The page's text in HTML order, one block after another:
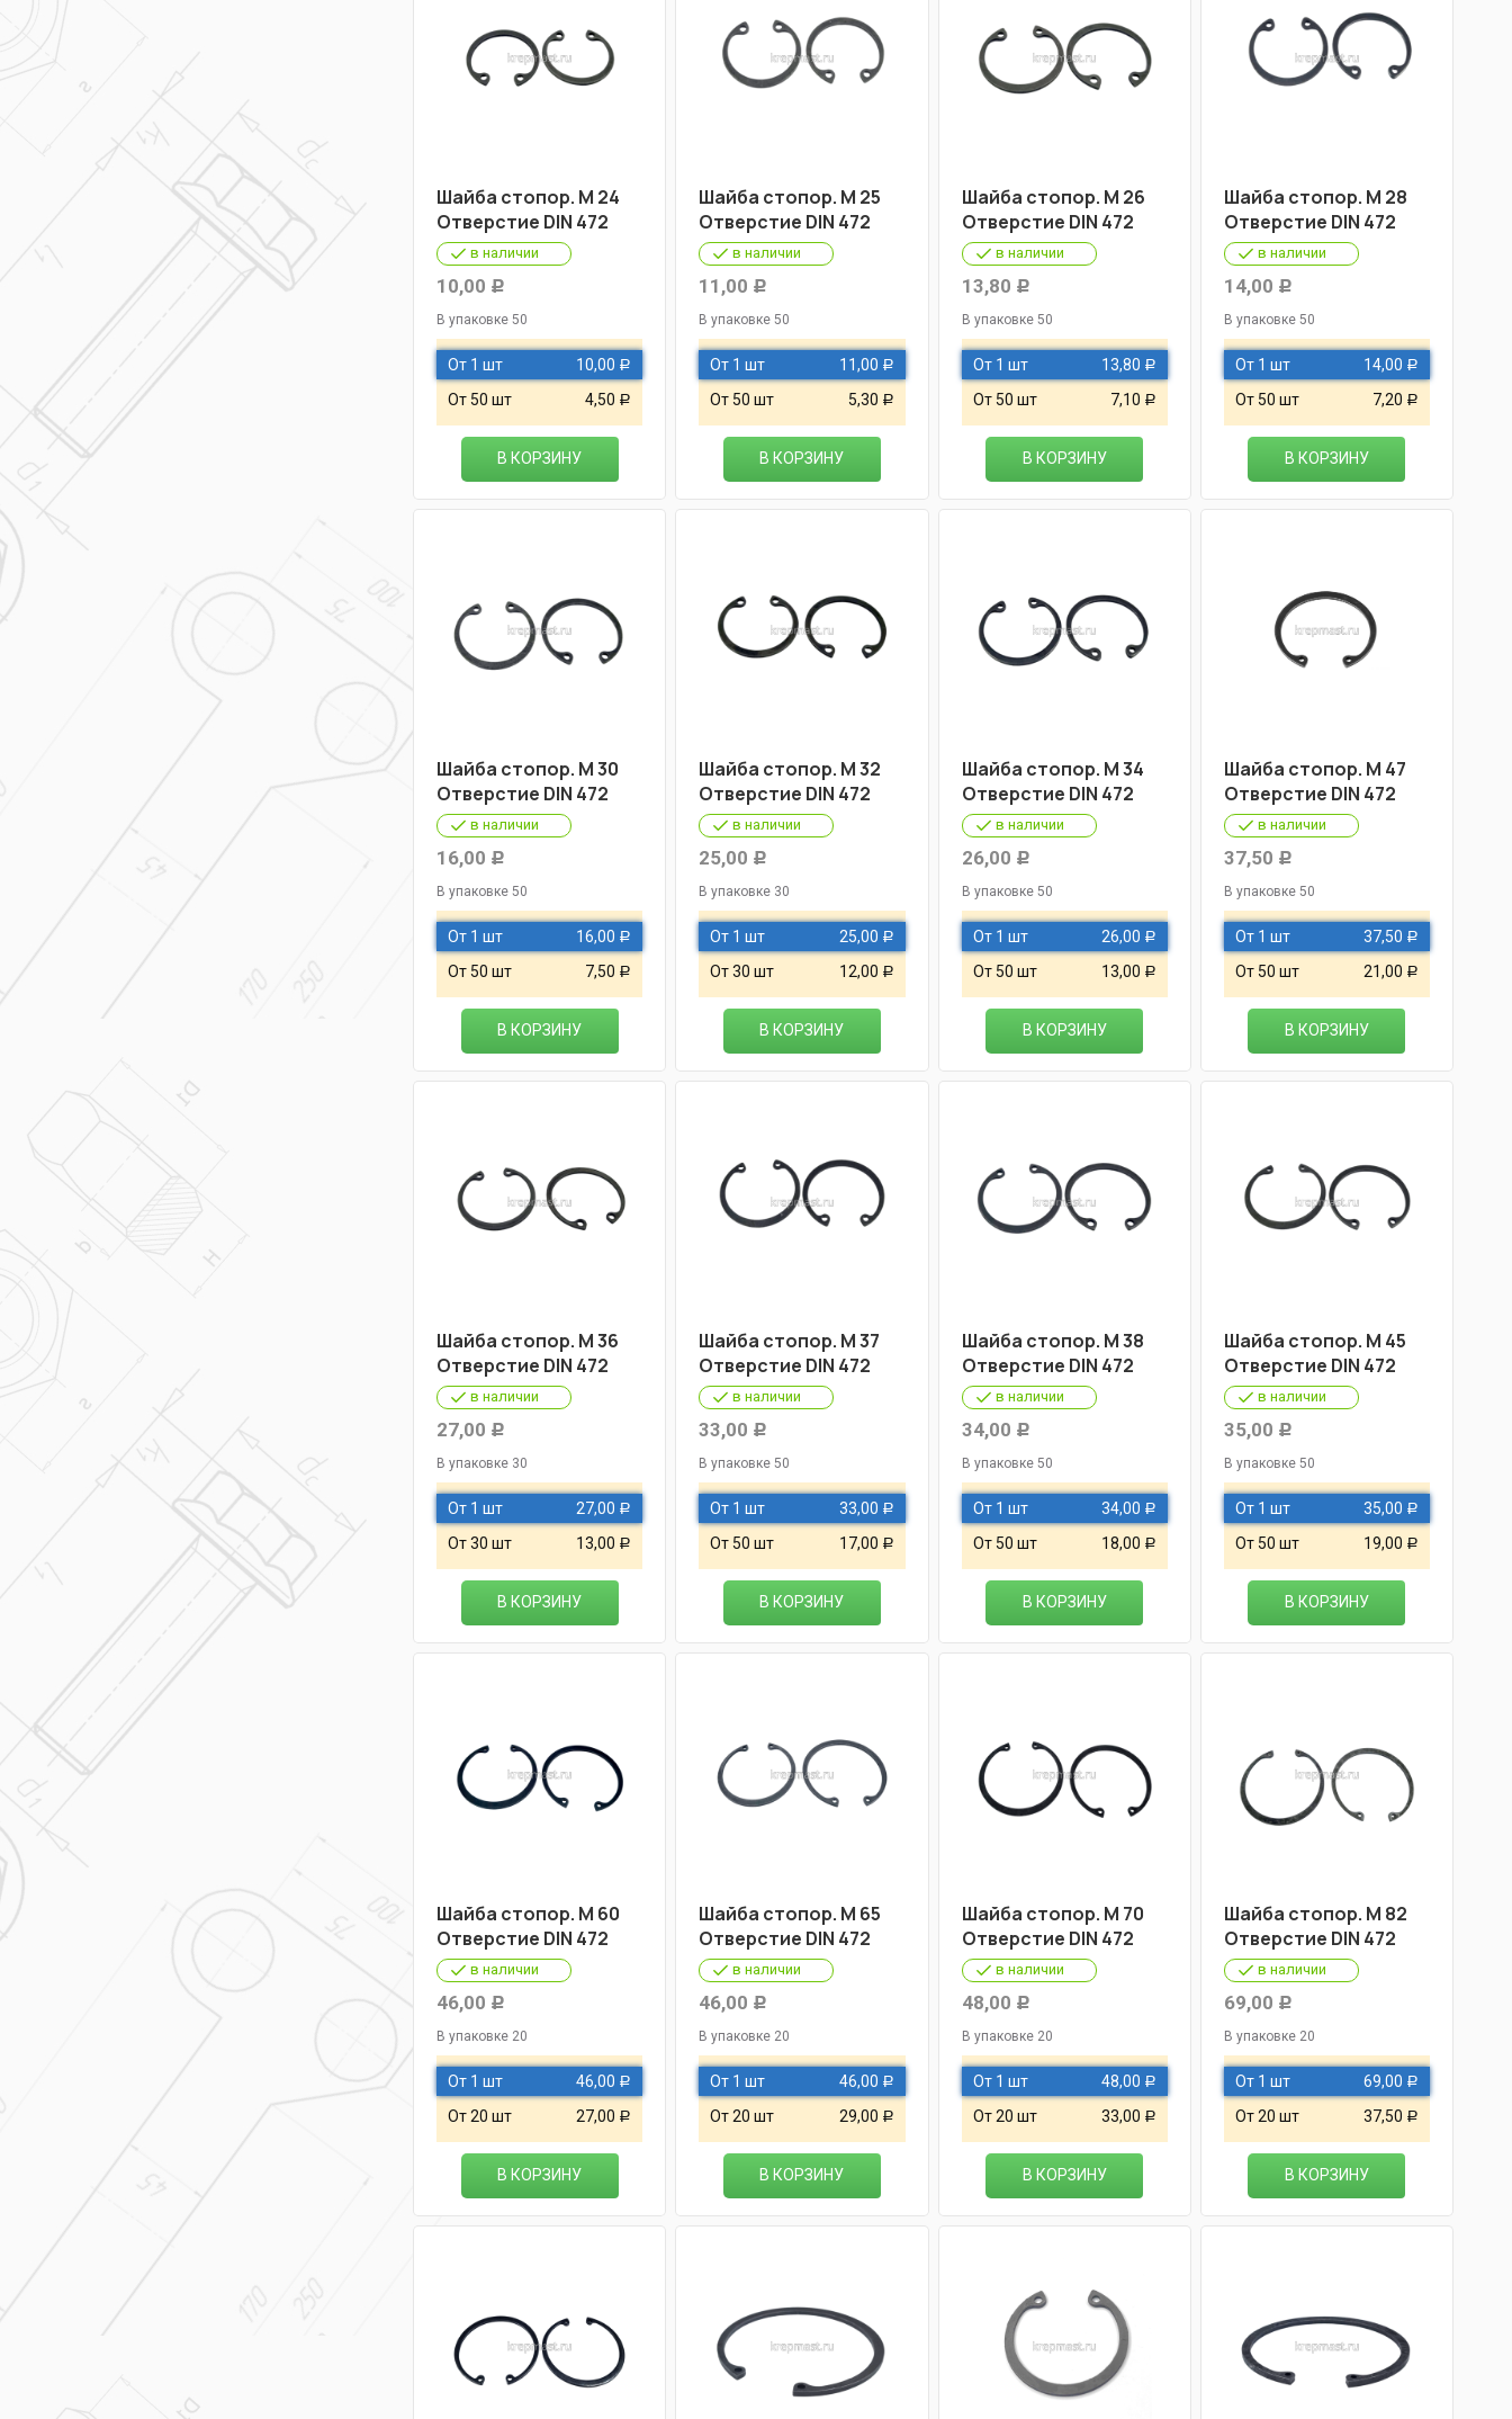
Шайба стопор. М 24
Отверстие DIN 472
в наличии
10,00 Р
В упаковке 50
От 1 шт 10,00 Р
От 50 шт 4,50 Р
В КОРЗИНУ
Шайба стопор. М 25
Отверстие DIN 472
в наличии
11,00 Р
В упаковке 50
От 1 шт 11,00 Р
От 50 шт 5,30 Р
В КОРЗИНУ
Шайба стопор. М 26
Отверстие DIN 472
в наличии
13,80 Р
В упаковке 50
От 1 шт 13,80 Р
От 50 шт 7,10 Р
В КОРЗИНУ
Шайба стопор. М 28
Отверстие DIN 472
в наличии
14,00 Р
В упаковке 50
От 1 шт 14,00 Р
От 50 шт 7,20 Р
В КОРЗИНУ
Шайба стопор. М 30
Отверстие DIN 472
в наличии
16,00 Р
В упаковке 50
От 1 шт 16,00 Р
От 50 шт 7,50 Р
В КОРЗИНУ
Шайба стопор. М 32
Отверстие DIN 472
в наличии
25,00 Р
В упаковке 30
От 1 шт 25,00 Р
От 30 шт 12,00 Р
В КОРЗИНУ
Шайба стопор. М 34
Отверстие DIN 472
в наличии
26,00 Р
В упаковке 50
От 1 шт 26,00 Р
От 50 шт 13,00 Р
В КОРЗИНУ
Шайба стопор. М 47
Отверстие DIN 472
в наличии
37,50 Р
В упаковке 50
От 1 шт 37,50 Р
От 50 шт 21,00 Р
В КОРЗИНУ
Шайба стопор. М 36
Отверстие DIN 472
в наличии
27,00 Р
В упаковке 30
От 1 шт 27,00 Р
От 30 шт 13,00 Р
В КОРЗИНУ
Шайба стопор. М 37
Отверстие DIN 472
в наличии
33,00 Р
В упаковке 50
От 1 шт 33,00 Р
От 50 шт 17,00 Р
В КОРЗИНУ
Шайба стопор. М 38
Отверстие DIN 472
в наличии
34,00 Р
В упаковке 50
От 1 шт 34,00 Р
От 50 шт 18,00 Р
В КОРЗИНУ
Шайба стопор. М 45
Отверстие DIN 472
в наличии
35,00 Р
В упаковке 50
От 1 шт 35,00 Р
От 50 шт 19,00 Р
В КОРЗИНУ
Шайба стопор. М 60
Отверстие DIN 472
в наличии
46,00 Р
В упаковке 20
От 1 шт 46,00 Р
От 20 шт 27,00 Р
В КОРЗИНУ
Шайба стопор. М 65
Отверстие DIN 472
в наличии
46,00 Р
В упаковке 20
От 1 шт 46,00 Р
От 20 шт 29,00 Р
В КОРЗИНУ
Шайба стопор. М 70
Отверстие DIN 472
в наличии
48,00 Р
В упаковке 20
От 1 шт 48,00 Р
От 20 шт 33,00 Р
В КОРЗИНУ
Шайба стопор. М 82
Отверстие DIN 472
в наличии
69,00 Р
В упаковке 20
От 1 шт 69,00 Р
От 20 шт 37,50 Р
В КОРЗИНУ